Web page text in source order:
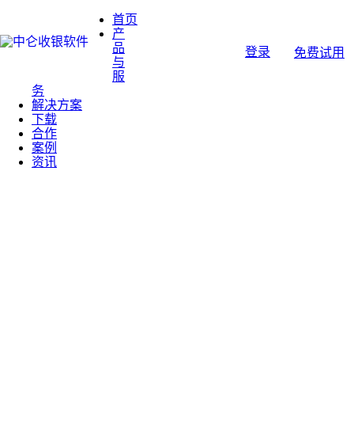
首页
产
品
与
服
务
解决方案
下载
合作
案例
资讯
登录 免费试用